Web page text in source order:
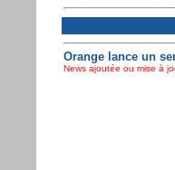
Orange lance un
News ajoutée ou mise à